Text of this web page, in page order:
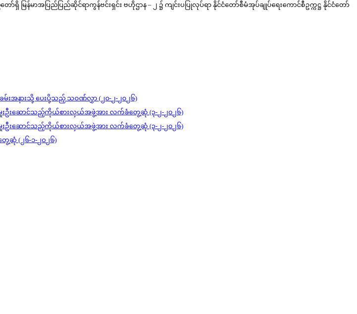
ြန်မာအပြည်ပြည်ဆိုင်ရာကွန်ဗင်းရှင်း ဗဟိုဌာန – ၂ ၌ ကျင်းပပြုလုပ်ရာ နိုင်ငံတော်စီမံအုပ်ချုပ်ရေးကောင်စီဥက္ကဋ္ဌ နိုင်ငံတော်
ခမ်းအနားသို့ ပေးပို့သည့် သဝဏ်လွှာ (၂၀-၂-၂၀၂၆)
းမှူးဦးဆောင်သည့်ကိုယ်စားလှယ်အဖွဲ့အား လက်ခံတွေ့ဆုံ (၃-၂-၂၀၂၆)
းမှူးဦးဆောင်သည့်ကိုယ်စားလှယ်အဖွဲ့အား လက်ခံတွေ့ဆုံ (၃-၂-၂၀၂၆)
ေ့ဆုံ (၂၆-၁-၂၀၂၆)